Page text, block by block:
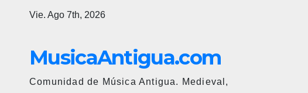
Vie. Ago 7th, 2026
MusicaAntigua.com
Comunidad de Música Antigua. Medieval,